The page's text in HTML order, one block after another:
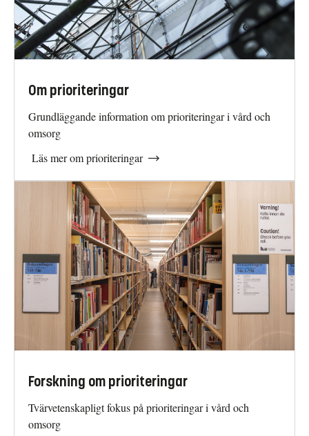
Om prioriteringar
Grundläggande information om prioriteringar i vård och
omsorg
Läs mer om prioriteringar
Forskning om prioriteringar
Tvärvetenskapligt fokus på prioriteringar i vård och
omsorg